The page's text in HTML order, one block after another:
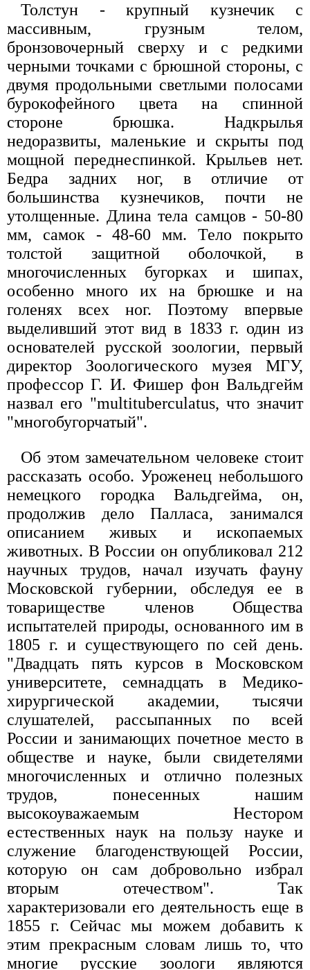
Толстун - крупный кузнечик с
массивным, грузным телом,
бронзовочерный сверху и с редкими
черными точками с брюшной стороны, с
двумя продольными светлыми полосами
бурокофейного цвета на спинной
стороне брюшка. Надкрылья
недоразвиты, маленькие и скрыты под
мощной переднеспинкой. Крыльев нет.
Бедра задних ног, в отличие от
большинства кузнечиков, почти не
утолщенные. Длина тела самцов - 50-80
мм, самок - 48-60 мм. Тело покрыто
толстой защитной оболочкой, в
многочисленных бугорках и шипах,
особенно много их на брюшке и на
голенях всех ног. Поэтому впервые
выделивший этот вид в 1833 г. один из
основателей русской зоологии, первый
директор Зоологического музея МГУ,
профессор Г. И. Фишер фон Вальдгейм
назвал его "multituberculatus, что значит
"многобугорчатый".
Об этом замечательном человеке стоит
рассказать особо. Уроженец небольшого
немецкого городка Вальдгейма, он,
продолжив дело Палласа, занимался
описанием живых и ископаемых
животных. В России он опубликовал 212
научных трудов, начал изучать фауну
Московской губернии, обследуя ее в
товариществе членов Общества
испытателей природы, основанного им в
1805 г. и существующего по сей день.
"Двадцать пять курсов в Московском
университете, семнадцать в Медико-
хирургической академии, тысячи
слушателей, рассыпанных по всей
России и занимающих почетное место в
обществе и науке, были свидетелями
многочисленных и отлично полезных
трудов, понесенных нашим
высокоуважаемым Нестором
естественных наук на пользу науке и
служение благоденствующей России,
которую он сам добровольно избрал
вторым отечеством". Так
характеризовали его деятельность еще в
1855 г. Сейчас мы можем добавить к
этим прекрасным словам лишь то, что
многие русские зоологи являются